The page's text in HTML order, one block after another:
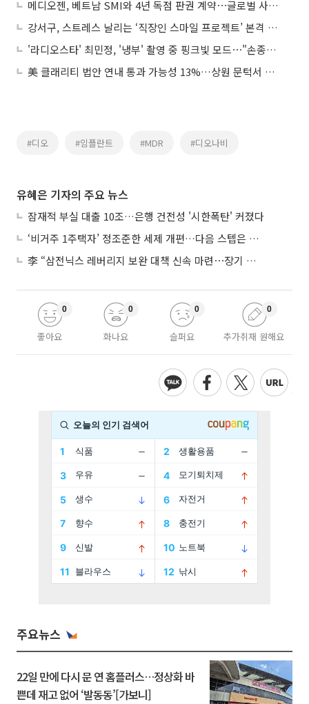
메디오젠, 베트남 SMI와 4년 독점 판권 계약⋯글로벌 사업 확장
강서구, 스트레스 날리는 ‘직장인 스마일 프로젝트’ 본격 가동
'라디오스타' 최민정, '냉부' 촬영 중 핑크빛 모드⋯"손종원 셰프 때문에"
美 클래리티 법안 연내 통과 가능성 13%…상원 문턱서 제동
#디오 #임플란트 #MDR #디오나비
유혜은 기자의 주요 뉴스
잠재적 부실 대출 10조…은행 건전성 '시한폭탄' 커졌다
‘비거주 1주택자’ 정조준한 세제 개편…다음 스텝은 금융 대책
李 “삼전닉스 레버리지 보완 대책 신속 마련⋯장기 채무 과감히 탕감”
좋아요
0
화나요
0
슬퍼요
0
추가취재 원해요
0
주요뉴스
22일 만에 다시 문 연 홈플러스…정상화 바
쁜데 재고 없어 ‘발동동’[가보니]